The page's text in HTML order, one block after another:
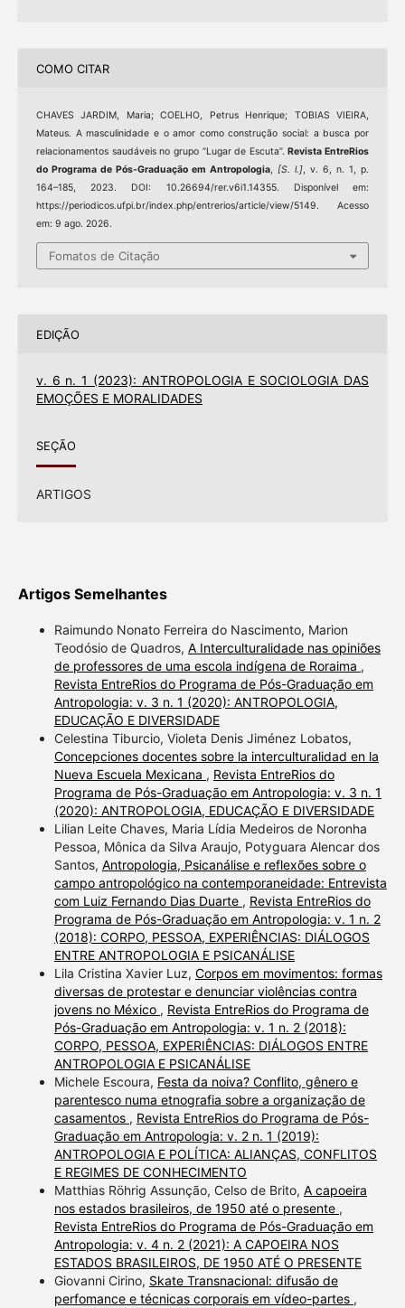
COMO CITAR
CHAVES JARDIM, Maria; COELHO, Petrus Henrique; TOBIAS VIEIRA,
Mateus. A masculinidade e o amor como construção social: a busca por
relacionamentos saudáveis no grupo “Lugar de Escuta”.Revista EntreRios
do Programa de Pós-Graduação em Antropologia
[S. l.] , v. 6, n. 1, p.
164–185, 2023. DOI: 10.26694/rer.v6i1.14355. Disponível em:
https://periodicos.ufpi.br/index.php/entrerios/article/view/5149. Acesso
em: 9 ago. 2026.
Fomatos de Citação
EDIÇÃO
v. 6 n. 1 (2023): ANTROPOLOGIA E SOCIOLOGIA DAS
EMOÇÕES E MORALIDADES
SEÇÃO
ARTIGOS
Artigos Semelhantes
Raimundo Nonato Ferreira do Nascimento, Marion
Teodósio de Quadros, A Interculturalidade nas opiniões
de professores de uma escola indígena de Roraima ,
Revista EntreRios do Programa de Pós-Graduação em
Antropologia: v. 3 n. 1 (2020): ANTROPOLOGIA,
EDUCAÇÃO E DIVERSIDADE
Celestina Tiburcio, Violeta Denis Jiménez Lobatos,
Concepciones docentes sobre la interculturalidad en la
Nueva Escuela Mexicana , Revista EntreRios do
Programa de Pós-Graduação em Antropologia: v. 3 n. 1
(2020): ANTROPOLOGIA, EDUCAÇÃO E DIVERSIDADE
Lilian Leite Chaves, Maria Lídia Medeiros de Noronha
Pessoa, Mônica da Silva Araujo, Potyguara Alencar dos
Santos, Antropologia, Psicanálise e reflexões sobre o
campo antropológico na contemporaneidade: Entrevista
com Luiz Fernando Dias Duarte , Revista EntreRios do
Programa de Pós-Graduação em Antropologia: v. 1 n. 2
(2018): CORPO, PESSOA, EXPERIÊNCIAS: DIÁLOGOS
ENTRE ANTROPOLOGIA E PSICANÁLISE
Lila Cristina Xavier Luz, Corpos em movimentos: formas
diversas de protestar e denunciar violências contra
jovens no México , Revista EntreRios do Programa de
Pós-Graduação em Antropologia: v. 1 n. 2 (2018):
CORPO, PESSOA, EXPERIÊNCIAS: DIÁLOGOS ENTRE
ANTROPOLOGIA E PSICANÁLISE
Michele Escoura, Festa da noiva? Conflito, gênero e
parentesco numa etnografia sobre a organização de
casamentos , Revista EntreRios do Programa de Pós-
Graduação em Antropologia: v. 2 n. 1 (2019):
ANTROPOLOGIA E POLÍTICA: ALIANÇAS, CONFLITOS
E REGIMES DE CONHECIMENTO
Matthias Röhrig Assunção, Celso de Brito, A capoeira
nos estados brasileiros, de 1950 até o presente ,
Revista EntreRios do Programa de Pós-Graduação em
Antropologia: v. 4 n. 2 (2021): A CAPOEIRA NOS
ESTADOS BRASILEIROS, DE 1950 ATÉ O PRESENTE
Giovanni Cirino, Skate Transnacional: difusão de
perfomance e técnicas corporais em vídeo-partes ,